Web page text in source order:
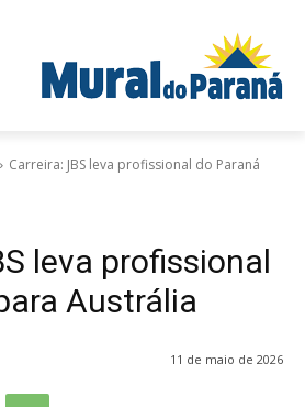
Carreira: JBS leva profissional do Paraná
leva profissional
Austrália
11 de maio de 2026